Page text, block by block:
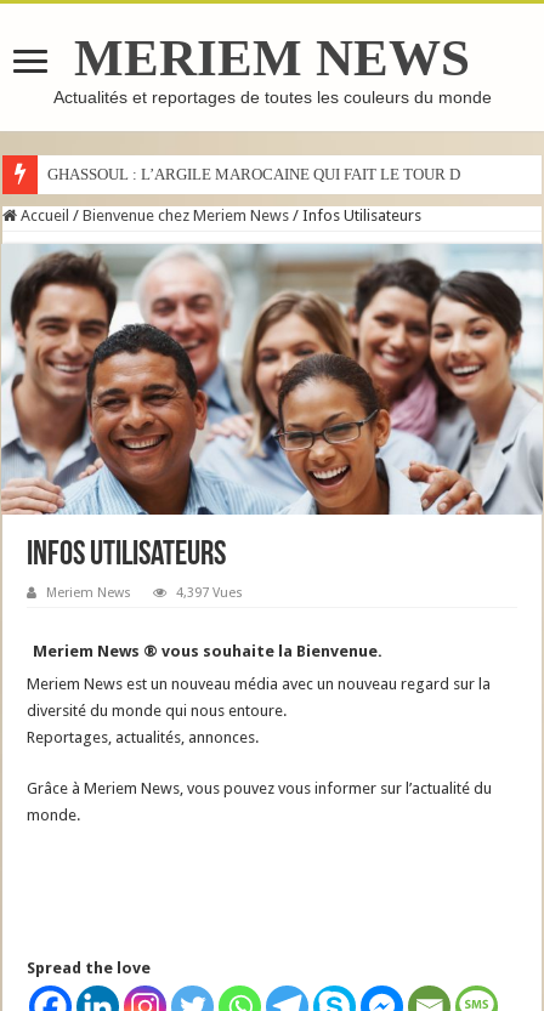
MERIEM NEWS
Actualités et reportages de toutes les couleurs du monde
GHASSOUL : L’ARGILE MAROCAINE QUI FAIT LE TOUR DU MONDE
Accueil / Bienvenue chez Meriem News / Infos Utilisateurs
Infos Utilisateurs
Meriem News 4,397 Vues
Meriem News ® vous souhaite la Bienvenue.
Meriem News est un nouveau média avec un nouveau regard sur la
diversité du monde qui nous entoure.
Reportages, actualités, annonces.
Grâce à Meriem News, vous pouvez vous informer sur l’actualité du
monde.
Spread the love